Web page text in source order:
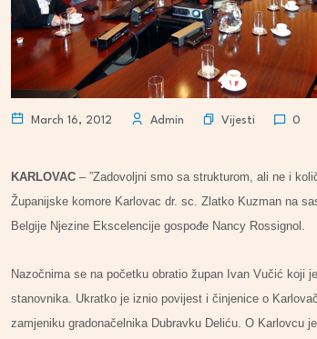
March 16, 2012 Admin Vijesti 0
KARLOVAC – ”Zadovoljni smo sa strukturom, ali ne i
Županijske komore Karlovac dr. sc. Zlatko Kuzman na
Belgije Njezine Ekscelencije gospođe Nancy Rossignol.
Nazočnima se na početku obratio župan Ivan Vučić koji
stanovnika. Ukratko je iznio povijest i činjenice o
zamjeniku gradonačelnika Dubravku Deliću. O Karlovcu